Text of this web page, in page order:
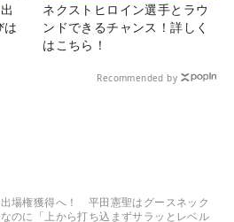
は
ネクストヒロイン選手とラウ
ンドできるチャンス！詳しく
はこちら！
Recommended by
場権獲得へ！ 平田憲聖はグースネック
のに「上から打ち込まずサラッとレベル